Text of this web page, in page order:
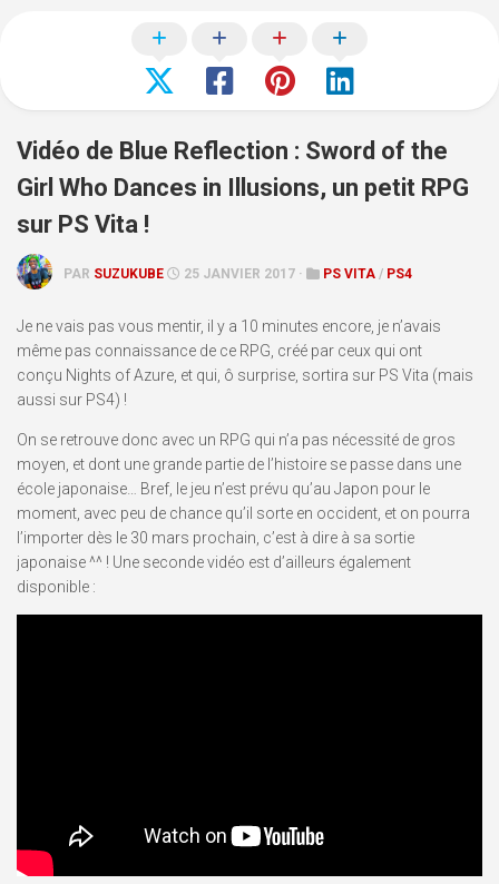
Vidéo de Blue Reflection : Sword of the
Girl Who Dances in Illusions, un petit RPG
sur PS Vita !
PAR SUZUKUBE 25 JANVIER 2017 · PS VITA / PS4
Je ne vais pas vous mentir, il y a 10 minutes encore, je n’avais
même pas connaissance de ce RPG, créé par ceux qui ont
conçu Nights of Azure, et qui, ô surprise, sortira sur PS Vita (mais
aussi sur PS4) !
On se retrouve donc avec un RPG qui n’a pas nécessité de gros
moyen, et dont une grande partie de l’histoire se passe dans une
école japonaise… Bref, le jeu n’est prévu qu’au Japon pour le
moment, avec peu de chance qu’il sorte en occident, et on pourra
l’importer dès le 30 mars prochain, c’est à dire à sa sortie
japonaise ^^ ! Une seconde vidéo est d’ailleurs également
disponible :